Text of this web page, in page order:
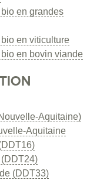
en grandes
en viticulture
en bovin viande
Aquitaine)
Aquitaine
(DDT33)